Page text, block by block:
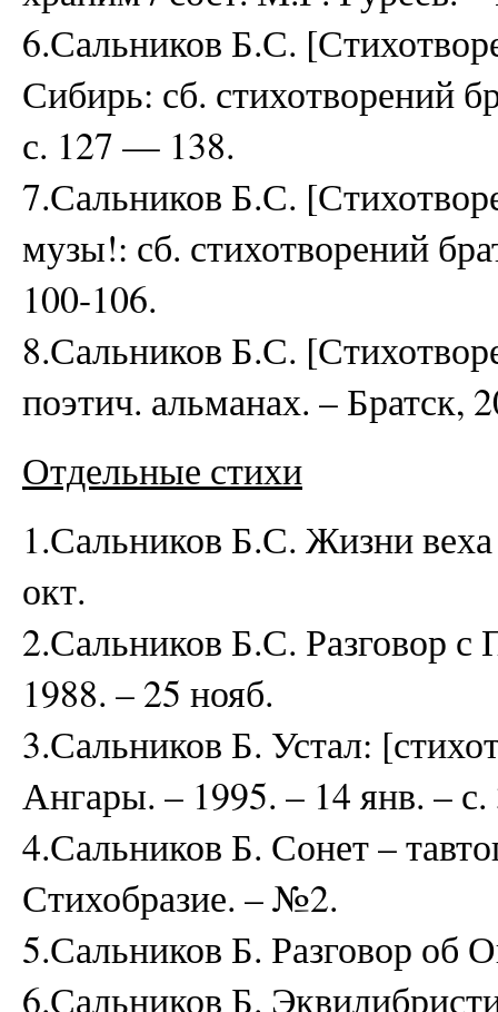
6.Сальников Б.С.
Сибирь: сб. стихотворений
с. 127 — 138.
7.Сальников Б.С.
музы!: сб. стихотворений
100-106.
8.Сальников Б.С.
поэтич. альманах. – Братск,
Отдельные стихи
1.Сальников Б.С. Жизни
окт.
2.Сальников Б.С. Разговор
1988. – 25 нояб.
3.Сальников Б. Устал:
Ангары. – 1995. – 14 янв. – с.
4.Сальников Б. Сонет –
Стихобразие. – №2.
5.Сальников Б. Разговор об
6.Сальников Б.